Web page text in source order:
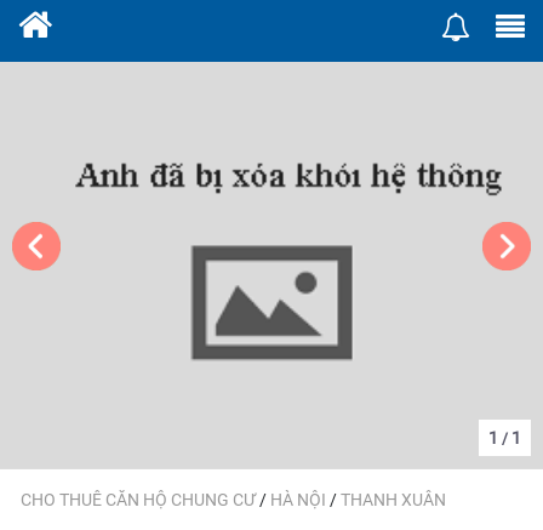
1 / 1
CHO THUÊ CĂN HỘ CHUNG CƯ/ HÀ NỘI /THANH XUÂN